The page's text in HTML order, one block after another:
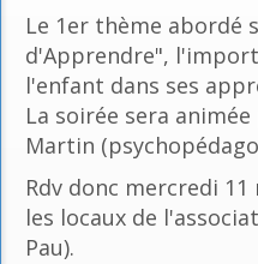
Le 1er thème abordé
d'Apprendre",
l'enfant dans ses
La soirée sera
Martin
Rdv donc mercredi 11
les locaux de
Pau).